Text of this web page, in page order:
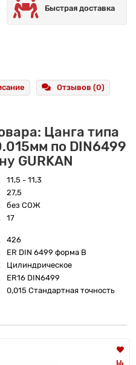
Быстрая доставка
Отзывов (0)
Цанга типа
по DIN6499
GURKAN
11,5 - 11,3
27,5
без СОЖ
17
426
ER DIN 6499 форма B
Цилиндрическое
ER16 DIN6499
0,015 Стандартная точность